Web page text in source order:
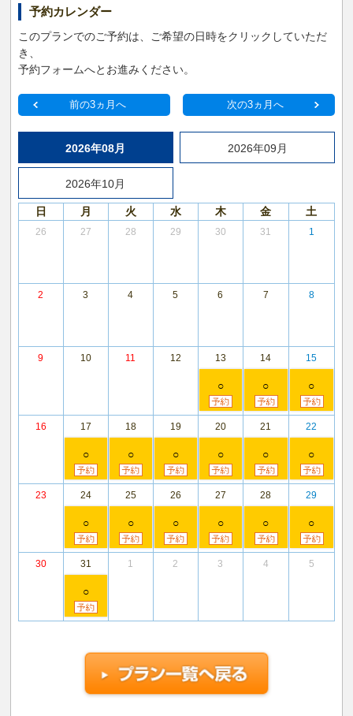
予約カレンダー
このプランでのご予約は、ご希望の日時をクリックしていただ
き、
予約フォームへとお進みください。
前の3ヵ月へ 次の3ヵ月へ
2026年08月 2026年09月
2026年10月
日 月 火 水 木 金 土
26 27 28 29 30 31 1
2 3 4 5 6 7 8
9 10 11 12 13
○
14
○
15
○
16 17
○
18
○
19
○
20
○
21
○
22
○
23 24
○
25
○
26
○
27
○
28
○
29
○
30 31
○
1 2 3 4 5